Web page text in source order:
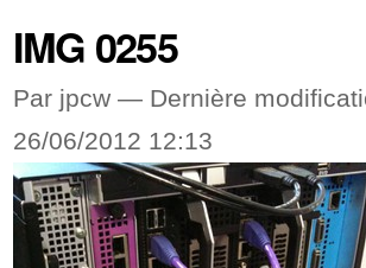
IMG 0255
Par jpcw — Dernière
26/06/2012 12:13